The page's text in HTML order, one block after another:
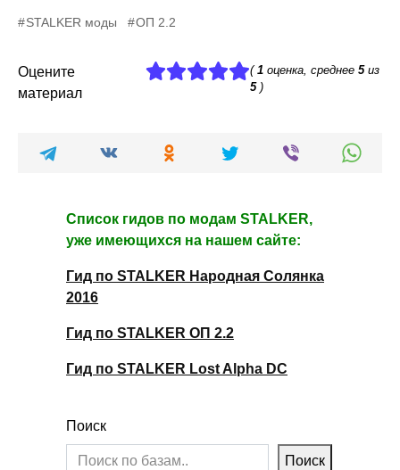
STALKER моды ОП 2.2
Оцените
материал
(1оценка, среднее 5из
5)
Список гидов по модам STALKER,
уже имеющихся на нашем сайте:
Гид по STALKER Народная Солянка
2016
Гид по STALKER ОП 2.2
Гид по STALKER Lost Alpha DC
Поиск
Поиск